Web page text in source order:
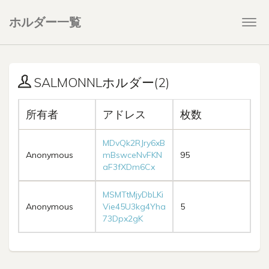
ホルダー一覧
SALMONNLホルダー(2)
所有者 アドレス 枚数
Anonymous
MDvQk2RJry6xB
mBswceNvFKN
aF3fXDm6Cx
95
Anonymous
MSMTtMjyDbLKi
Vie45U3kg4Yha
73Dpx2gK
5